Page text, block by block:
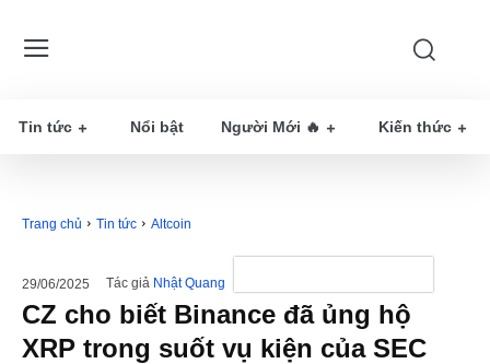
Tin tức Nổi bật Người Mới 🔥 Kiến thức
Trang chủ Tin tức Altcoin
29/06/2025 Tác giả Nhật Quang
CZ cho biết Binance đã ủng hộ
XRP trong suốt vụ kiện của SEC